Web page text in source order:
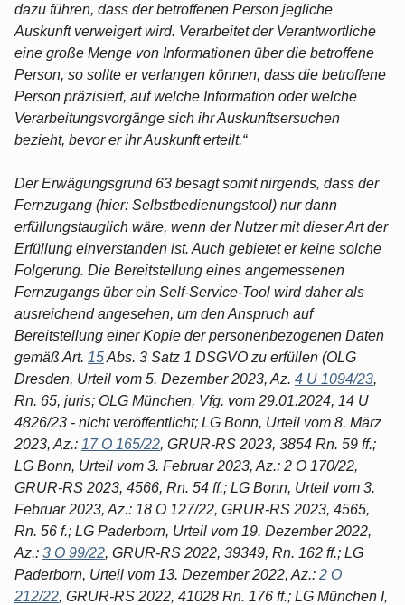
dazu führen, dass der betroffenen Person jegliche
Auskunft verweigert wird. Verarbeitet der Verantwortliche
eine große Menge von Informationen über die betroffene
Person, so sollte er verlangen können, dass die betroffene
Person präzisiert, auf welche Information oder welche
Verarbeitungsvorgänge sich ihr Auskunftsersuchen
bezieht, bevor er ihr Auskunft erteilt.“
Der Erwägungsgrund 63 besagt somit nirgends, dass der
Fernzugang (hier: Selbstbedienungstool) nur dann
erfüllungstauglich wäre, wenn der Nutzer mit dieser Art der
Erfüllung einverstanden ist. Auch gebietet er keine solche
Folgerung. Die Bereitstellung eines angemessenen
Fernzugangs über ein Self-Service-Tool wird daher als
ausreichend angesehen, um den Anspruch auf
Bereitstellung einer Kopie der personenbezogenen Daten
gemäß Art. 15Abs. 3 Satz 1 DSGVO zu erfüllen (OLG
Dresden, Urteil vom 5. Dezember 2023, Az. 4 U 1094/23,
Rn. 65, juris; OLG München, Vfg. vom 29.01.2024, 14 U
4826/23 - nicht veröffentlicht; LG Bonn, Urteil vom 8. März
2023, Az.: 17 O 165/22, GRUR-RS 2023, 3854 Rn. 59 ff.;
LG Bonn, Urteil vom 3. Februar 2023, Az.: 2 O 170/22,
GRUR-RS 2023, 4566, Rn. 54 ff.; LG Bonn, Urteil vom 3.
Februar 2023, Az.: 18 O 127/22, GRUR-RS 2023, 4565,
Rn. 56 f.; LG Paderborn, Urteil vom 19. Dezember 2022,
Az.: 3 O 99/22, GRUR-RS 2022, 39349, Rn. 162 ff.; LG
Paderborn, Urteil vom 13. Dezember 2022, Az.: 2 O
212/22, GRUR-RS 2022, 41028 Rn. 176 ff.; LG München I,